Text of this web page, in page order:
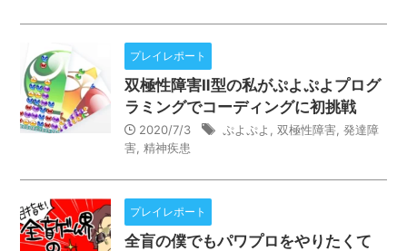
プレイレポート
双極性障害Ⅱ型の私がぷよぷよプログ
ラミングでコーディングに初挑戦
2020/7/3 ぷよぷよ ,双極性障害 ,発達障
害 ,精神疾患
プレイレポート
全盲の僕でもパワプロをやりたくて